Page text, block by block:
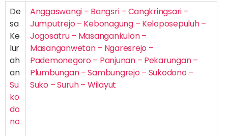
De
sa
Ke
lur
ah
an
Su
ko
do
no
Anggaswangi – Bangsri – Cangkringsari –
Jumputrejo – Kebonagung – Keloposepuluh –
Jogosatru – Masangankulon –
Masanganwetan – Ngaresrejo –
Pademonegoro – Panjunan – Pekarungan –
Plumbungan – Sambungrejo – Sukodono –
Suko – Suruh – Wilayut